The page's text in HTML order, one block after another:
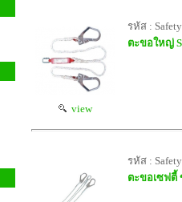
view
รหัส :
ตะขอใหญ่
รหัส :
ตะขอเซฟตี้